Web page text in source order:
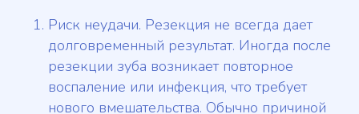
Риск неудачи. Резекция не всегда дает
долговременный результат. Иногда после
резекции зуба возникает повторное
воспаление или инфекция, что требует
нового вмешательства. Обычно причиной